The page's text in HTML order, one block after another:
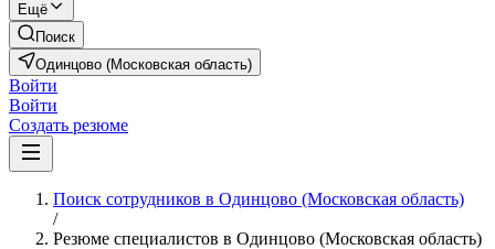
Ещё
Поиск
Одинцово (Московская область)
Войти
Войти
Создать резюме
Поиск сотрудников в Одинцово (Московская область)
/
Резюме специалистов в Одинцово (Московская область)